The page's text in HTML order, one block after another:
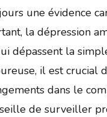
une évidence
la dépression
dépassent la
il est crucial
dans le
de surveiller